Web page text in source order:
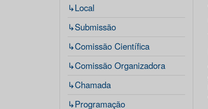
↳Local
↳Submissão
↳Comissão Científica
↳Comissão Organizadora
↳Chamada
↳Programação